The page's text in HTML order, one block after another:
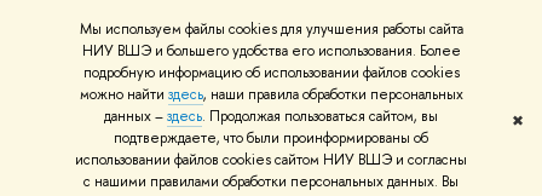
Мы используем файлы cookies для улучшения работы сайта
НИУ ВШЭ и большего удобства его использования. Более
подробную информацию об использовании файлов cookies
можно найти здесь, наши правила обработки персональных
данных –здесь. Продолжая пользоваться сайтом, вы
подтверждаете, что были проинформированы об
использовании файлов cookies сайтом НИУ ВШЭ и согласны
с нашими правилами обработки персональных данных. Вы
✖
Людям с ограниченными возможностями здоровья
Единая платежная страница
Работа в Вышке
© НИУ ВШЭ 1993–2026 Адреса и контакты Условия использования
материалов Политика конфиденциальности Карта сайта